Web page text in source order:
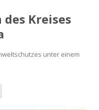
Kreises
unter einem
Zum
springen